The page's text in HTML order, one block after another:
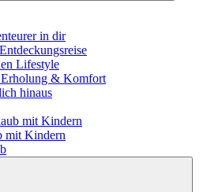
in dir
Lifestyle
& Komfort
hinaus
mit Kindern
mit Kindern